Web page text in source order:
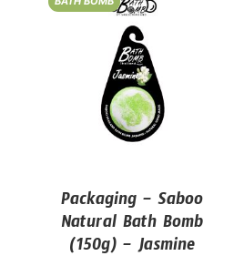
Packaging – Saboo
Natural Bath Bomb
(150g) – Jasmine